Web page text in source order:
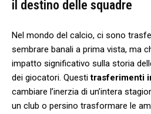
il destino ‌delle squadre
Nel mondo del⁣ calcio, ci ⁢sono
sembrare banali a prima vista, ma
impatto significativo sulla storia
dei giocatori. Questitrasferimenti
cambiare l’inerzia di un’intera
un club o persino‍ trasformare le